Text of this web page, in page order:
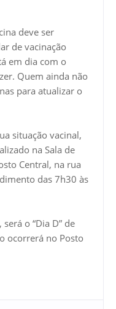
deve ser
de vacinação
em dia com o
Quem ainda não
para atualizar o
situação vacinal,
na Sala de
Central, na rua
das 7h30 às
o “Dia D” de
ocorrerá no Posto